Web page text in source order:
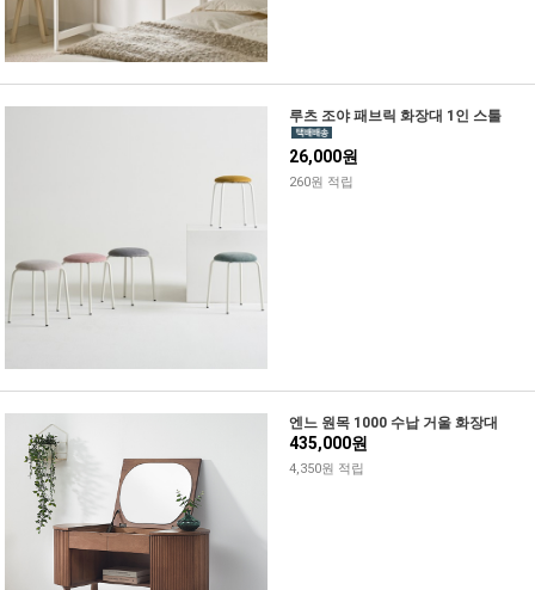
루츠 조야 패브릭 화장대 1인 스툴
26,000원
260원 적립
엔느 원목 1000 수납 거울 화장대
435,000원
4,350원 적립